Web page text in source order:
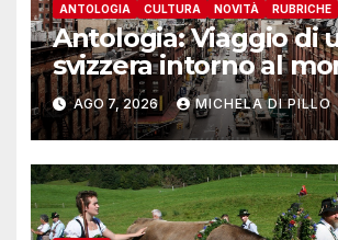
ANTOLOGIA CULTURA NOVITÀ RUBRICHE
Antologia: Viaggio di
svizzera intorno al
Yosemite
AGO 7, 2026 MICHELA DI PILLO